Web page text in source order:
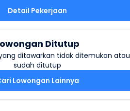
Detail Pekerjaan
Ditutup
ditawarkan tidak ditemukan atau
sudah ditutup
Lowongan Lainnya